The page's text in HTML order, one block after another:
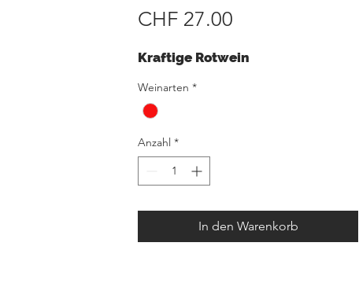
CHF 27.00
Kraftige Rotwein
Weinarten *
Anzahl *
In den Warenkorb